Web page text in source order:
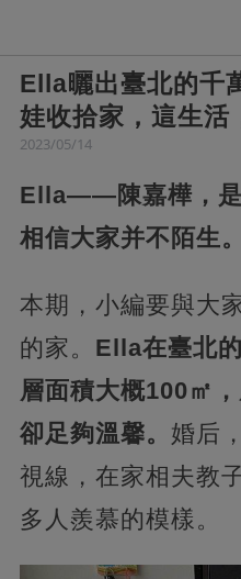
Ella曬出臺北的千
娃收拾家，這生活
2023/05/14
Ella——陳嘉樺，是
相信大家并不陌生。
本期，小編要與大
的家。 Ella在臺北
層面積大概100㎡
卻足夠溫馨。 婚后
視線，在家相夫教
多人羨慕的模樣。